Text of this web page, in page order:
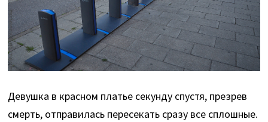
Девушка в красном платье секунду спустя, презрев
смерть, отправилась пересекать сразу все сплошные.